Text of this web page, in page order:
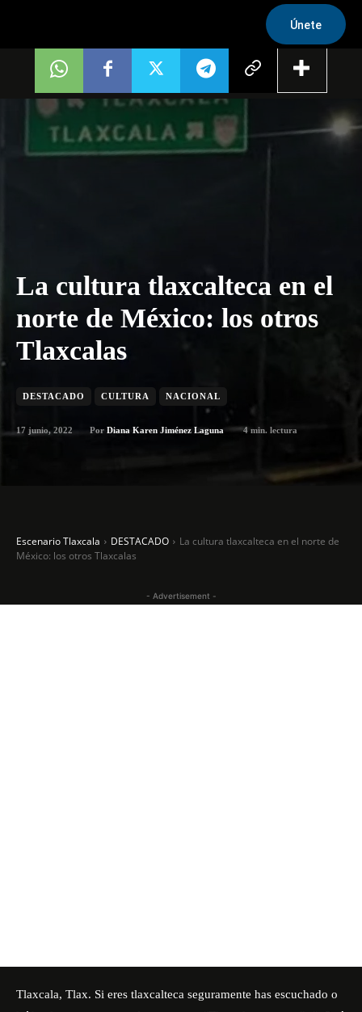
Únete
La cultura tlaxcalteca en el
norte de México: los otros
Tlaxcalas
DESTACADO CULTURA NACIONAL
17 junio, 2022 Por Diana Karen Jiménez Laguna 4 min. lectura
Escenario Tlaxcala DESTACADO
La cultura tlaxcalteca en el norte de
México: los otros Tlaxcalas
- Advertisement -
Tlaxcala, Tlax. Si eres tlaxcalteca seguramente has escuchado o